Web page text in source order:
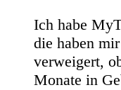
Ich habe
die haben
verweigert,
Monate in